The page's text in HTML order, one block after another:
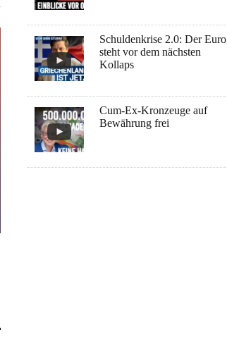
Schuldenkrise 2.0: Der Euro
steht vor dem nächsten
Kollaps
Cum-Ex-Kronzeuge auf
Bewährung frei